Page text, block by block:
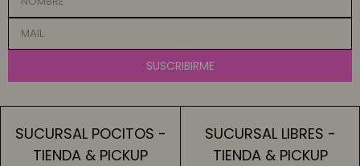
SUSCRIBIRME
SUCURSAL POCITOS -
TIENDA & PICKUP
SUCURSAL LIBRES -
TIENDA & PICKUP